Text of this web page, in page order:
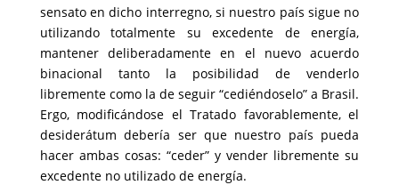
sensato en dicho interregno, si nuestro país sigue no
utilizando totalmente su excedente de energía,
mantener deliberadamente en el nuevo acuerdo
binacional tanto la posibilidad de venderlo
libremente como la de seguir “cediéndoselo” a Brasil.
Ergo, modificándose el Tratado favorablemente, el
desiderátum debería ser que nuestro país pueda
hacer ambas cosas: “ceder” y vender libremente su
excedente no utilizado de energía.